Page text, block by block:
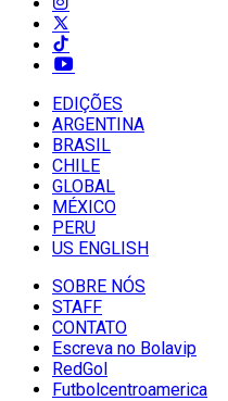
EDIÇÕES
ARGENTINA
BRASIL
CHILE
GLOBAL
MÉXICO
PERU
US ENGLISH
SOBRE NÓS
STAFF
CONTATO
Escreva no Bolavip
RedGol
Futbolcentroamerica